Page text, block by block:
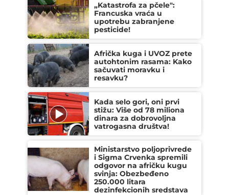
„Katastrofa za pčele":
Francuska vraća u
upotrebu zabranjene
pesticide!
Afrička kuga i UVOZ prete
autohtonim rasama: Kako
sačuvati moravku i
resavku?
Kada selo gori, oni prvi
stižu: Više od 78 miliona
dinara za dobrovoljna
vatrogasna društva!
Ministarstvo poljoprivrede
i Sigma Crvenka spremili
odgovor na afričku kugu
svinja: Obezbeđeno
250.000 litara
dezinfekcionih sredstava